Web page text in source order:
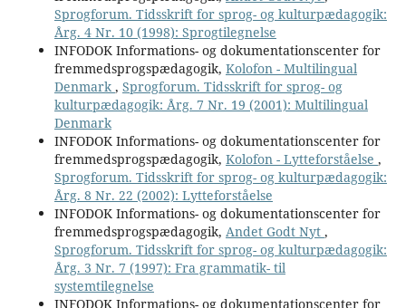
Sprogforum. Tidsskrift for sprog- og kulturpædagogik:
Årg. 4 Nr. 10 (1998): Sprogtilegnelse
INFODOK Informations- og dokumentationscenter for
fremmedsprogspædagogik, Kolofon - Multilingual
Denmark , Sprogforum. Tidsskrift for sprog- og
kulturpædagogik: Årg. 7 Nr. 19 (2001): Multilingual
Denmark
INFODOK Informations- og dokumentationscenter for
fremmedsprogspædagogik, Kolofon - Lytteforståelse ,
Sprogforum. Tidsskrift for sprog- og kulturpædagogik:
Årg. 8 Nr. 22 (2002): Lytteforståelse
INFODOK Informations- og dokumentationscenter for
fremmedsprogspædagogik, Andet Godt Nyt ,
Sprogforum. Tidsskrift for sprog- og kulturpædagogik:
Årg. 3 Nr. 7 (1997): Fra grammatik- til
systemtilegnelse
INFODOK Informations- og dokumentationscenter for